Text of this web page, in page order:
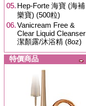
05. Hep-Forte 海寶 (海補
樂寶) (500粒)
06.Vanicream Free &
Clear Liquid Cleanser
潔顏露/沐浴精 (8oz)
特價商品